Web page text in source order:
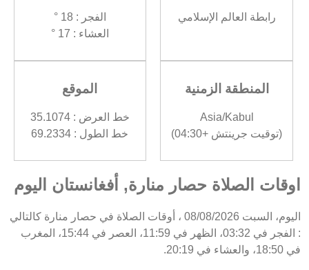
رابطة العالم الإسلامي
الفجر : 18 °
العشاء : 17 °
المنطقة الزمنية
Asia/Kabul
(توقيت جرينتش +04:30)
الموقع
خط العرض : 35.1074
خط الطول : 69.2334
اوقات الصلاة حصار منارة, أفغانستان اليوم
اليوم، السبت 08/08/2026 ، أوقات الصلاة في حصار منارة كالتالي
: الفجر في 03:32، الظهر في 11:59، العصر في 15:44، المغرب
في 18:50، والعشاء في 20:19.